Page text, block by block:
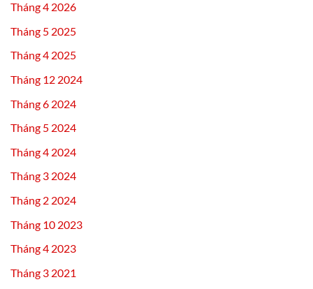
Tháng 4 2026
Tháng 5 2025
Tháng 4 2025
Tháng 12 2024
Tháng 6 2024
Tháng 5 2024
Tháng 4 2024
Tháng 3 2024
Tháng 2 2024
Tháng 10 2023
Tháng 4 2023
Tháng 3 2021